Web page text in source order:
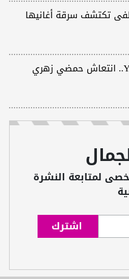
عطر YSL Libre L'Eau Nue.. انتعاش حمضي زهري
لمتابعة النشرة